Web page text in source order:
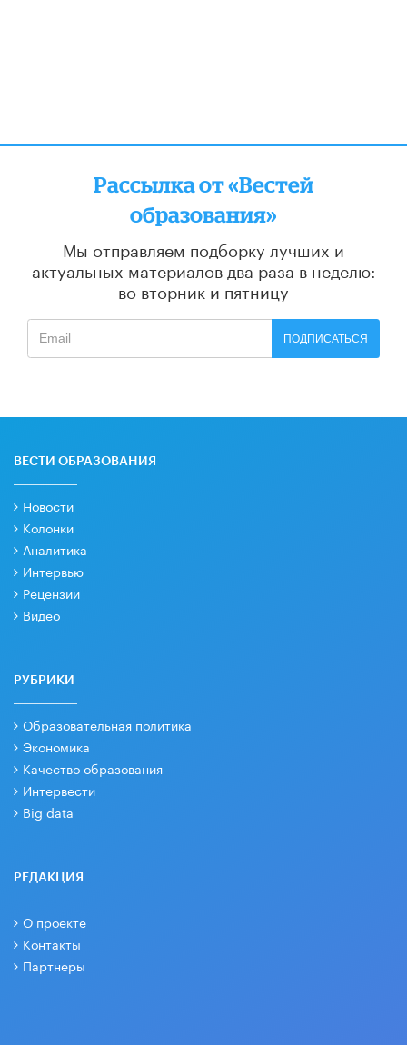
Рассылка от «Вестей
образования»
Мы отправляем подборку лучших и
актуальных материалов два раза в неделю:
во вторник и пятницу
ПОДПИСАТЬСЯ
ВЕСТИ ОБРАЗОВАНИЯ
Новости
Колонки
Аналитика
Интервью
Рецензии
Видео
РУБРИКИ
Образовательная политика
Экономика
Качество образования
Интервести
Big data
РЕДАКЦИЯ
О проекте
Контакты
Партнеры